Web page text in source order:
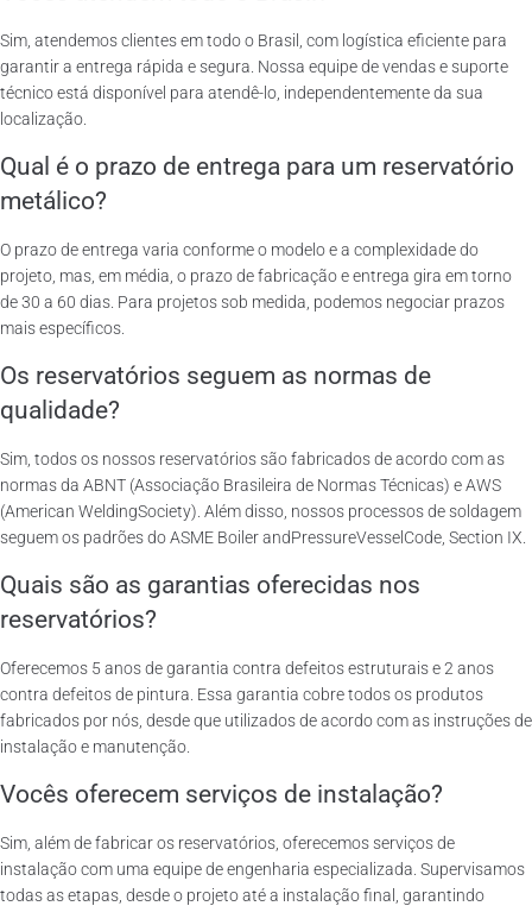
Sim, atendemos clientes em todo o Brasil, com logística eficiente para
garantir a entrega rápida e segura. Nossa equipe de vendas e suporte
técnico está disponível para atendê-lo, independentemente da sua
localização.
Qual é o prazo de entrega para um reservatório
metálico?
O prazo de entrega varia conforme o modelo e a complexidade do
projeto, mas, em média, o prazo de fabricação e entrega gira em torno
de 30 a 60 dias. Para projetos sob medida, podemos negociar prazos
mais específicos.
Os reservatórios seguem as normas de
qualidade?
Sim, todos os nossos reservatórios são fabricados de acordo com as
normas da ABNT (Associação Brasileira de Normas Técnicas) e AWS
(American WeldingSociety). Além disso, nossos processos de soldagem
seguem os padrões do ASME Boiler andPressureVesselCode, Section IX.
Quais são as garantias oferecidas nos
reservatórios?
Oferecemos 5 anos de garantia contra defeitos estruturais e 2 anos
contra defeitos de pintura. Essa garantia cobre todos os produtos
fabricados por nós, desde que utilizados de acordo com as instruções de
instalação e manutenção.
Vocês oferecem serviços de instalação?
Sim, além de fabricar os reservatórios, oferecemos serviços de
instalação com uma equipe de engenharia especializada. Supervisamos
todas as etapas, desde o projeto até a instalação final, garantindo